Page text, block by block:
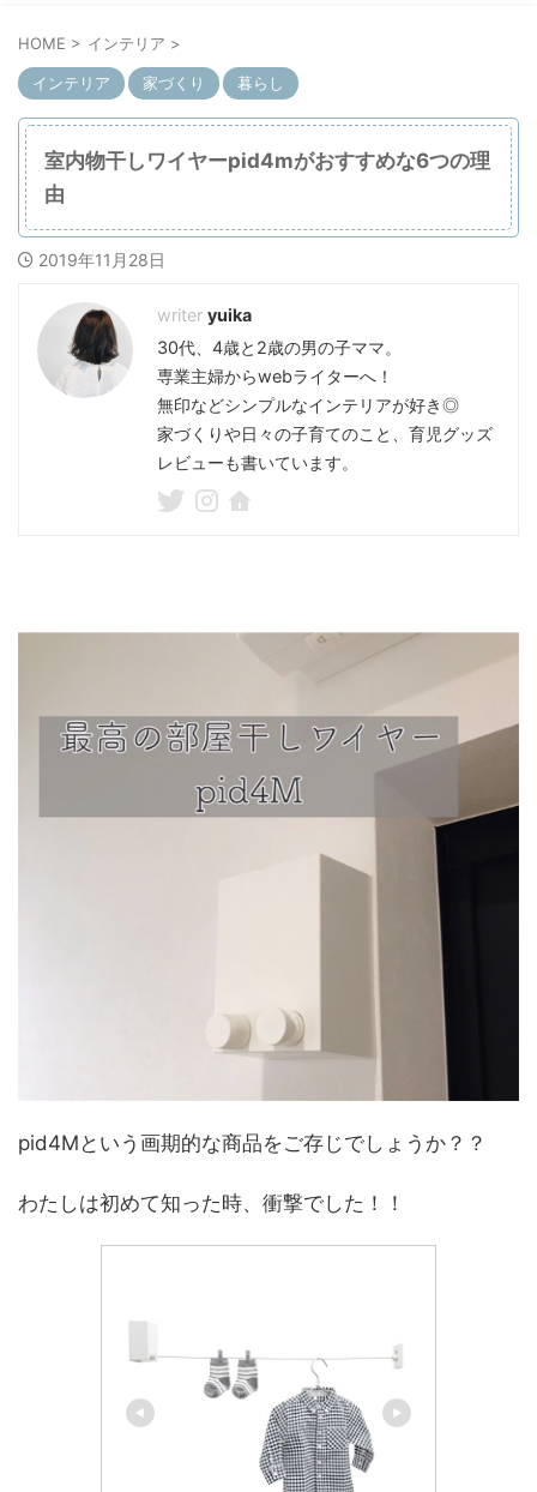
HOME > インテリア >
インテリア 家づくり 暮らし
室内物干しワイヤーpid4mがおすすめな6つの理
由
2019年11月28日
yuika
30代、4歳と2歳の男の子ママ。
専業主婦からwebライターへ！
無印などシンプルなインテリアが好き◎
家づくりや日々の子育てのこと、育児グッズ
レビューも書いています。
pid4Mという画期的な商品をご存じでしょうか？？
わたしは初めて知った時、衝撃でした！！